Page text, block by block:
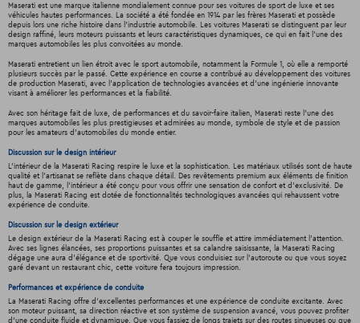
Maserati est une marque italienne mondialement connue pour ses voitures de sport de luxe et ses
véhicules hautes performances. La société a été fondée en 1914 par les frères Maserati et possède
depuis lors une riche histoire dans l'industrie automobile. Les voitures Maserati se distinguent par leur
design raffiné, leurs moteurs puissants et leurs caractéristiques dynamiques, ce qui en fait l'une des
marques automobiles les plus convoitées au monde.
Maserati entretient un lien étroit avec le sport automobile, notamment la Formule 1, où elle a remporté
plusieurs succès par le passé. Cette expérience en course a contribué au développement des voitures
de production Maserati, avec l'application de technologies avancées et d'une ingénierie innovante
visant à améliorer les performances et la fiabilité.
Avec son héritage fait de luxe, de performances et du savoir-faire italien, Maserati reste l'une des
marques automobiles les plus prestigieuses et admirées au monde, symbole de style et de passion
pour les amateurs d'automobiles du monde entier.
Discussion sur le design intérieur
L'intérieur de la Maserati Racing respire le luxe et la sophistication. Les matériaux utilisés sont de haute
qualité et l'artisanat se reflète dans chaque détail. Des revêtements premium aux éléments de finition
haut de gamme, l'intérieur a été conçu pour vous offrir une sensation de confort et d'exclusivité. De
plus, la Maserati Racing est dotée de fonctionnalités technologiques avancées qui rehaussent votre
expérience de conduite.
Discussion sur le design extérieur
Le design extérieur de la Maserati Racing est à couper le souffle et attire immédiatement l'attention.
Avec ses lignes élancées, ses proportions puissantes et sa calandre saisissante, la Maserati Racing
dégage une aura d'élégance et de sportivité. Que vous conduisiez sur l'autoroute ou que vous soyez
garé devant un restaurant chic, cette voiture fera toujours impression.
Performances et expérience de conduite
La Maserati Racing offre d'excellentes performances et une expérience de conduite excitante. Avec
son moteur puissant, sa direction réactive et son système de suspension avancé, vous pouvez profiter
d'une conduite fluide et dynamique. Que vous fassiez de longs trajets sur des routes sinueuses ou que